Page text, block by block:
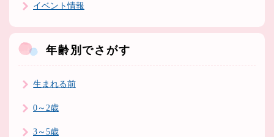
イベント情報
年齢別でさがす
生まれる前
0～2歳
3～5歳